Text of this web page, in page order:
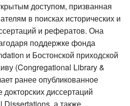
доступом, призванная
в поисках исторических и
и рефератов. Она
поддержке фонда
и Бостонской приходской
(Congregational Library &
ранее опубликованное
диссертаций